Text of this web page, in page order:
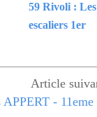
59 Rivoli : Les
escaliers 1er